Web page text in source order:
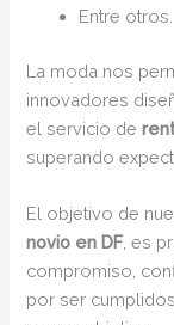
Entre otros.
La moda nos
innovadores
el servicio de
superando
El objetivo de
novio en DF, es
compromiso,
por ser